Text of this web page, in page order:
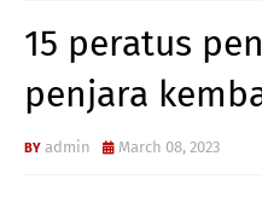
15 peratus
penjara
admin March 08, 2023